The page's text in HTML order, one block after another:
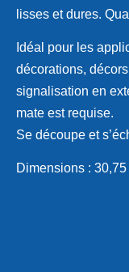
lisses et dures.
Idéal pour les
décorations,
signalisation en
mate est requise.
Se découpe et
Dimensions :